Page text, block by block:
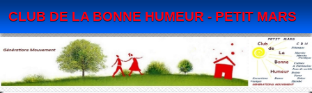
CLUB DE LA BONNE HUMEUR - PETIT MARS